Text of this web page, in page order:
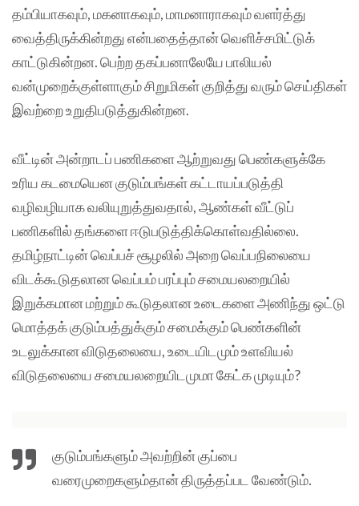
தம்பியாகவும், மகனாகவும், மாமனாராகவும் வளர்த்து
வைத்திருக்கின்றது என்பதைத்தான் வெளிச்சமிட்டுக்
காட்டுகின்றன. பெற்ற தகப்பனாலேயே பாலியல்
வன்முறைக்குள்ளாகும் சிறுமிகள் குறித்து வரும் செய்திகள்
இவற்றை உறுதிபடுத்துகின்றன.
வீட்டின் அன்றாடப் பணிகளை ஆற்றுவது பெண்களுக்கே
உரிய கடமையென குடும்பங்கள் கட்டாயப்படுத்தி
வழிவழியாக வலியுறுத்துவதால், ஆண்கள் வீட்டுப்
பணிகளில் தங்களை ஈடுபடுத்திக்கொள்வதில்லை.
தமிழ்நாட்டின் வெப்பச் சூழலில் அறை வெப்பநிலையை
விடக்கூடுதலான வெப்பம் பரப்பும் சமையலறையில்
இறுக்கமான மற்றும் கூடுதலான உடைகளை அணிந்து ஒட்டு
மொத்தக் குடும்பத்துக்கும் சமைக்கும் பெண்களின்
உடலுக்கான விடுதலையை, உடையிடமும் உளவியல்
விடுதலையை சமையலறையிடமுமா கேட்க முடியும்?
குடும்பங்களும் அவற்றின் குப்பை
வரைமுறைகளும்தான் திருத்தப்பட வேண்டும்.